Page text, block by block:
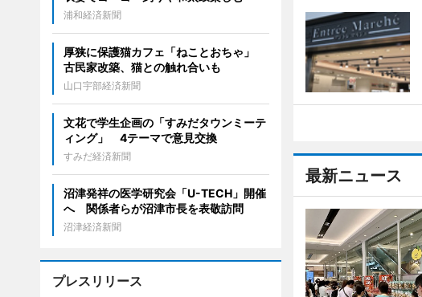
最新ニュース
浦和経済新聞
厚狭に保護猫カフェ「ねことおちゃ」
古民家改築、猫との触れ合いも
山口宇部経済新聞
文花で学生企画の「すみだタウンミーテ
ィング」 4テーマで意見交換
すみだ経済新聞
沼津発祥の医学研究会「U-TECH」開催
へ 関係者らが沼津市長を表敬訪問
沼津経済新聞
プレスリリース